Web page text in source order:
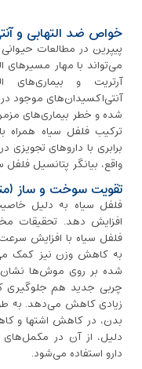
خواص ضد التهابی و
پیپرین در مطالعات
می‌تواند با مهار مسیرهای
آرتریت و بیماری‌های
آنتی‌اکسیدان‌های موجود
شده و خطر بیماری‌های
ترکیب فلفل سیاه همراه
برابری با داروهای تجویزی
واقع، بیانگر پتانسیل
تقویت سوخت و ساز
فلفل سیاه به دلیل
افزایش دهد. تحقیقات
فلفل سیاه با افزایش
به کاهش وزن نیز کمک
شده بر روی موش‌ها نشان
چربی جدید هم جلوگیری
زیادی کاهش می‌دهد. به
بدن، در کاهش اشتها و
دلیل، از آن در مکمل‌های
دارو استفاده می‌شود.